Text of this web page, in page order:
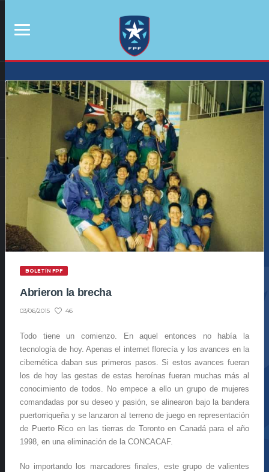
BOLETÍN FPF
Abrieron la brecha
03/06/2015 46
Todo tiene un comienzo. En aquel entonces no había la
tecnología de hoy. Apenas el internet florecía y los avances en la
cibernética daban sus primeros pasos. Si estos avances fueran
los de hoy las gestas de estas heroínas fueran muchas más al
conocimiento de todos. No empece a ello un grupo de mujeres
comandadas por su deseo y pasión, se alinearon bajo la bandera
puertorriqueña y se lanzaron al terreno de juego en representación
de Puerto Rico en las tierras de Toronto en Canadá para el año
1998, en una eliminación de la CONCACAF.
No importando los marcadores finales, este grupo de valientes